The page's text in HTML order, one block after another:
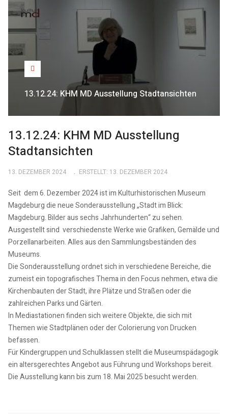
13.12.24: KHM MD Ausstellung Stadtansichten
13.12.24: KHM MD Ausstellung
Stadtansichten
13. DEZEMBER 2024 ERSTELLT: 13. DEZEMBER 2024
Seit dem 6. Dezember 2024 ist im Kulturhistorischen Museum
Magdeburg die neue Sonderausstellung „Stadt im Blick:
Magdeburg. Bilder aus sechs Jahrhunderten“ zu sehen.
Ausgestellt sind verschiedenste Werke wie Grafiken, Gemälde und
Porzellanarbeiten. Alles aus den Sammlungsbeständen des
Museums.
Die Sonderausstellung ordnet sich in verschiedene Bereiche, die
zumeist ein topografisches Thema in den Focus nehmen, etwa die
Kirchenbauten der Stadt, ihre Plätze und Straßen oder die
zahlreichen Parks und Gärten.
In Mediastationen finden sich weitere Objekte, die sich mit
Themen wie Stadtplänen oder der Colorierung von Drucken
befassen.
Für Kindergruppen und Schulklassen stellt die Museumspädagogik
ein altersgerechtes Angebot aus Führung und Workshops bereit.
Die Ausstellung kann bis zum 18. Mai 2025 besucht werden.